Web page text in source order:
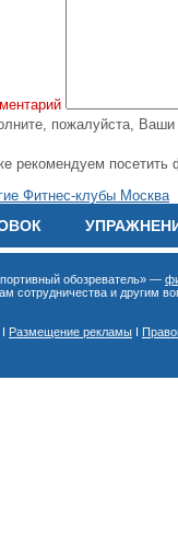
пожалуйста, Ваши
рекомендуем посетить
Фитнес-клубы Москва
обозреватель» —
сотрудничества и другим
Размещение рекламы I